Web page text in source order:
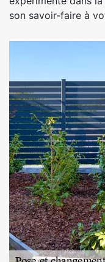
son savoir-faire à